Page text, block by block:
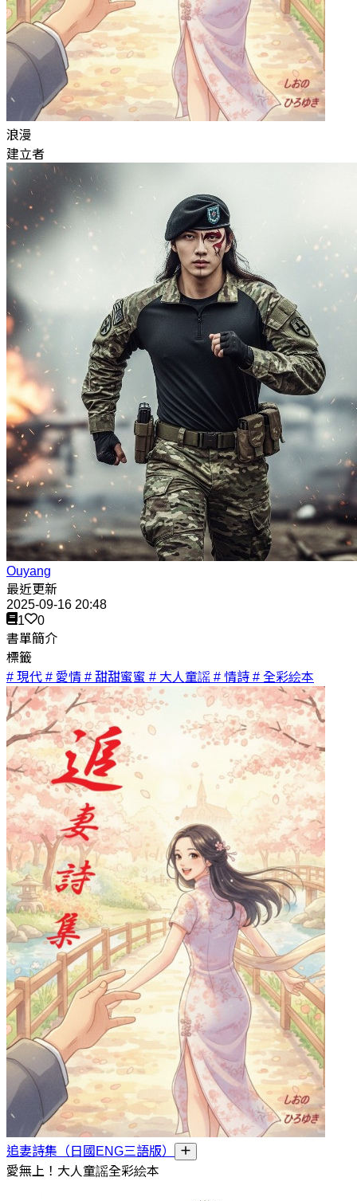
浪漫
建立者
Ouyang
最近更新
2025-09-16 20:48
1
0
書單簡介
標籤
# 現代 # 愛情 # 甜甜蜜蜜 # 大人童謡 # 情詩 # 全彩絵本
追妻詩集（日國ENG三語版）
愛無上！大人童謡全彩絵本